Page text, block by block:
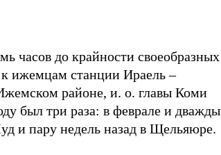
часов до крайности своеобразных
ижемцам станции Ираель –
районе, и. о. главы Коми
был три раза: в феврале и дважды
и пару недель назад в Щельяюре.